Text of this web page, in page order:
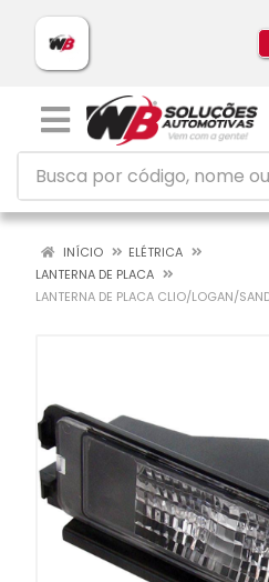
INÍCIO
ELÉTRICA
LANTERNA DE PLACA
LANTERNA DE PLACA CLIO/LOGAN/